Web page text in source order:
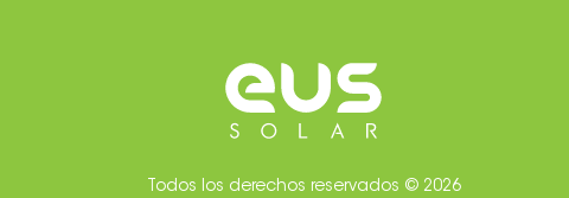
Todos los derechos reservados © 2026